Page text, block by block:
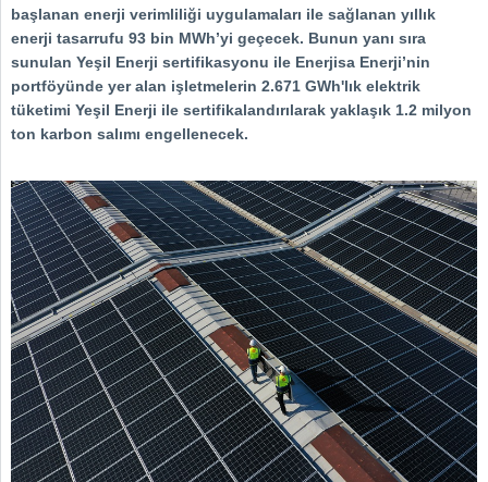
başlanan enerji verimliliği uygulamaları ile sağlanan yıllık
enerji tasarrufu 93 bin MWh’yi geçecek. Bunun yanı sıra
sunulan Yeşil Enerji sertifikasyonu ile Enerjisa Enerji’nin
portföyünde yer alan işletmelerin 2.671 GWh'lık elektrik
tüketimi Yeşil Enerji ile sertifikalandırılarak yaklaşık 1.2 milyon
ton karbon salımı engellenecek.